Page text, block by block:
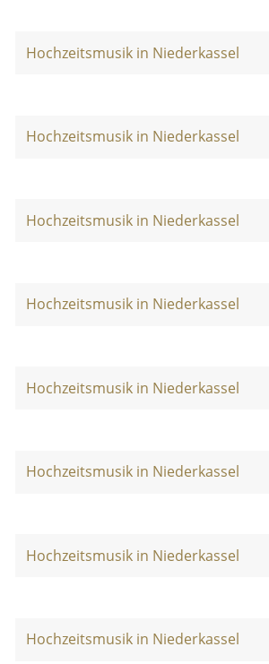
Hochzeitsmusik in Niederkassel
Hochzeitsmusik in Niederkassel
Hochzeitsmusik in Niederkassel
Hochzeitsmusik in Niederkassel
Hochzeitsmusik in Niederkassel
Hochzeitsmusik in Niederkassel
Hochzeitsmusik in Niederkassel
Hochzeitsmusik in Niederkassel